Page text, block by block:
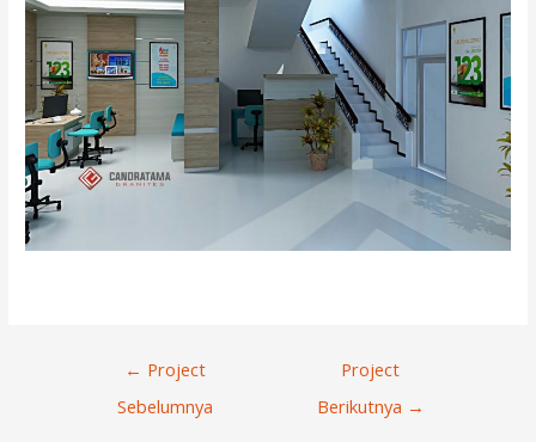
Navigasi
Pos
← Project
Sebelumnya
Project
Berikutnya →